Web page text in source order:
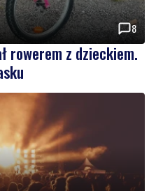
8
rowerem z dzieckiem.